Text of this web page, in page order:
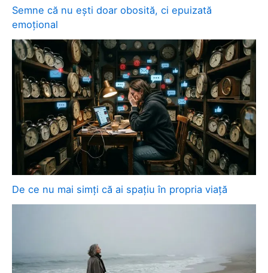
Semne că nu ești doar obosită, ci epuizată
emoțional
De ce nu mai simți că ai spațiu în propria viață